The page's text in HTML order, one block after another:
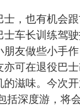
，也有机会
车长训练驾
友做些小手
可在退役巴
滋味。今次
括深度游，将